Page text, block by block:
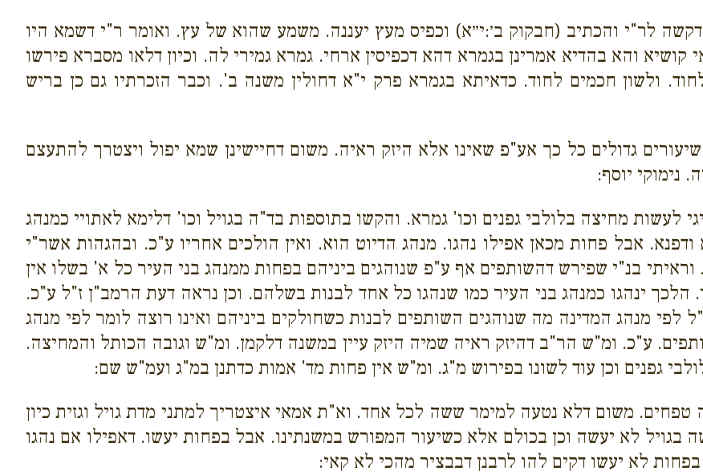
לר"י והכתיב (חבקוק ב׳:י״א) וכפיס מעץ יעננה. משמע שהוא של עץ. ואומר ר"י דשמא היו
והא בהדיא אמרינן בגמרא דהא דכפיסין ארחי. גמרא גמירי לה. וכיון דלאו מסברא פירשו
ולשון חכמים לחוד. כדאיתא בגמרא פרק י"א דחולין משנה ב'. וכבר הזכרתיו גם כן בריש
גדולים כל כך אע"פ שאינו אלא היזק ראיה. משום דחיישינן שמא יפול ויצטרך להתעצם
נימוקי יוסף:
לעשות מחיצה בלולבי גפנים וכו' גמרא. והקשו בתוספות בד"ה בגויל וכו' דלימא לאתויי כמנהג
אבל פחות מכאן אפילו נהגו. מנהג הדיוט הוא. ואין הולכים אחריו ע"כ. ובהגהות אשר"י
בנ"י שפירש דהשותפים אף ע"פ שנוהגים ביניהם בפחות ממנהג בני העיר כל א' בשלו אין
הלכך ינהגו כמנהג בני העיר כמו שנהגו כל אחד לבנות בשלהם. וכן נראה דעת הרמב"ן ז"ל ע"כ.
מנהג המדינה מה שנוהגים השותפים לבנות כשחולקים ביניהם ואינו רוצה לומר לפי מנהג
ע"כ. ומ"ש הר"ב דהיזק ראיה שמיה היזק עיין במשנה דלקמן. ומ"ש וגובה הכותל והמחיצה.
גפנים וכן עוד לשונו בפירוש מ"ג. ומ"ש אין פחות מד' אמות כדתנן במ"ג ועמ"ש שם:
משום דלא נטעה למימר ששה לכל אחד. וא"ת אמאי איצטריך למתני מדת גויל וגזית כיון
בגויל לא יעשה וכן בכולם אלא כשיעור המפורש במשנתינו. אבל בפחות יעשו. דאפילו אם נהגו
לא יעשו דקים להו לרבנן דבבציר מהכי לא קאי: